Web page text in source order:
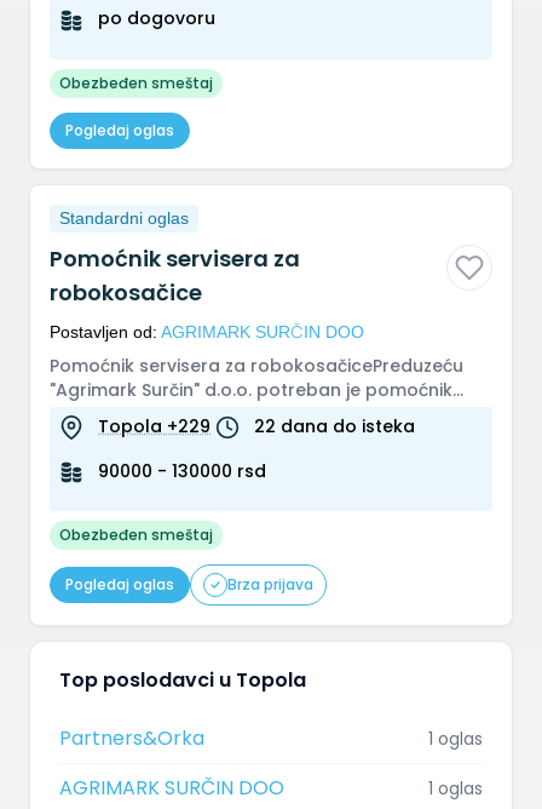
po dogovoru
Obezbeđen smeštaj
Pogledaj oglas
Standardni oglas
Pomoćnik servisera za
robokosačice
Postavljen od: AGRIMARK SURČIN DOO
Pomoćnik servisera za robokosačicePreduzeću
"Agrimark Surčin" d.o.o. potreban je pomoćnik
servisera za robokosačice. Pož...
Topola +229
22 dana do isteka
90000 - 130000 rsd
Obezbeđen smeštaj
Pogledaj oglas Brza prijava
Top poslodavci u Topola
Partners&Orka 1 oglas
AGRIMARK SURČIN DOO 1 oglas